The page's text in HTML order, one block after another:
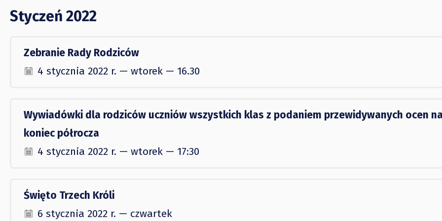
Styczeń 2022
Zebranie Rady Rodziców
4 stycznia 2022 r. — wtorek — 16.30
Wywiadówki dla rodziców uczniów wszystkich klas z podaniem przewidywanych ocen
koniec półrocza
4 stycznia 2022 r. — wtorek — 17:30
Święto Trzech Króli
6 stycznia 2022 r. — czwartek